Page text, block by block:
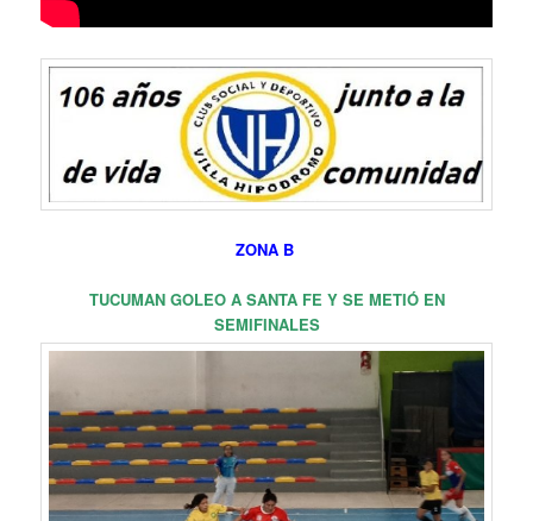
ZONA B
TUCUMAN GOLEO A SANTA FE Y SE METIÓ EN
SEMIFINALES